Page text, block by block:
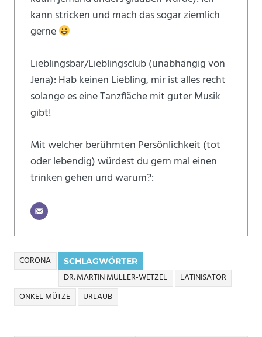
kann stricken und mach das sogar ziemlich
gerne
Lieblingsbar/Lieblingsclub (unabhängig von
Jena): Hab keinen Liebling, mir ist alles recht
solange es eine Tanzfläche mit guter Musik
gibt!
Mit welcher berühmten Persönlichkeit (tot
oder lebendig) würdest du gern mal einen
trinken gehen und warum?:
SCHLAGWÖRTER
CORONA
DR. MARTIN MÜLLER-WETZEL
LATINISATOR
ONKEL MÜTZE
URLAUB